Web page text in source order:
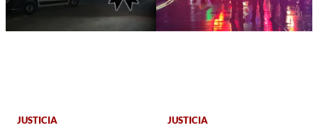
JUSTICIA JUSTICIA